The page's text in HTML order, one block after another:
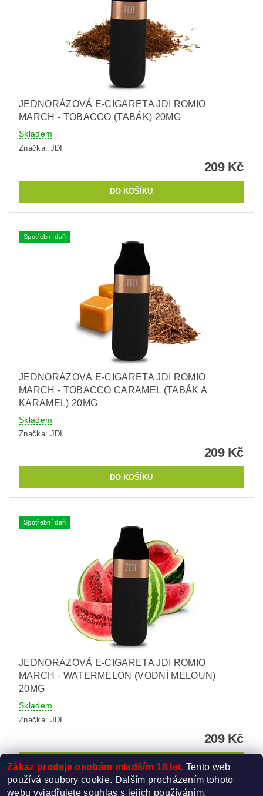
JEDNORÁZOVÁ E-CIGARETA JDI ROMIO
MARCH - TOBACCO (TABÁK) 20MG
Skladem
Značka: JDI
209 Kč
Spotřební daň
JEDNORÁZOVÁ E-CIGARETA JDI ROMIO
MARCH - TOBACCO CARAMEL (TABÁK A
KARAMEL) 20MG
Skladem
Značka: JDI
209 Kč
Spotřební daň
JEDNORÁZOVÁ E-CIGARETA JDI ROMIO
MARCH - WATERMELON (VODNÍ MELOUN)
20MG
Skladem
Značka: JDI
209 Kč
Zákaz prodeje osobám mladším 18 let. Tento web
používá soubory cookie. Dalším procházením tohoto
webu vyjadřujete souhlas s jejich používáním.